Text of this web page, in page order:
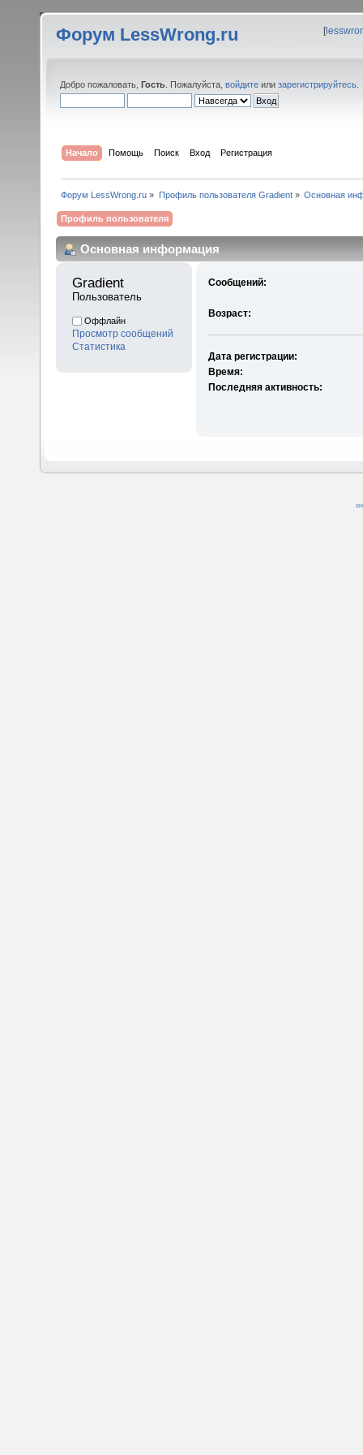
Форум LessWrong.ru [
Добро пожаловать, Гость . Пожалуйста, войдите или зарегистрируйтесь
Начало Помощь Поиск Вход Регистрация
Форум LessWrong.ru » Профиль пользователя Gradient» Основная
Профиль пользователя
Основная информация
Gradient
Пользователь
Оффлайн
Просмотр сообщений
Статистика
Сообщений:
Возраст:
Дата регистрации:
Время:
Последняя активность: